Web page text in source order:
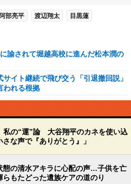
阿部亮平 渡辺翔太 目黒蓮
諭されて堀越高校に進んだ松本潤の
サイト継続で飛び交う「引退撤回説」
われる根拠
私の“運”論 大谷翔平のカネを使い込
な声で『ありがとう』」
態の清水アキラに心配の声…子供を亡
らもたどった遺族ケアの道のり